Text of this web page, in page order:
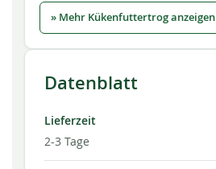
» Mehr Kükenfuttertrog anzeigen
Datenblatt
Lieferzeit
2-3 Tage